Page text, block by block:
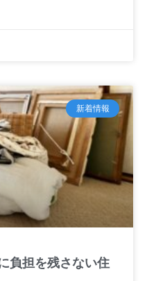
新着情報
負担を残さない住